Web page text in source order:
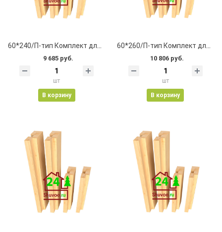
9 685 руб.
шт
В корзину
10 806 руб.
шт
В корзину